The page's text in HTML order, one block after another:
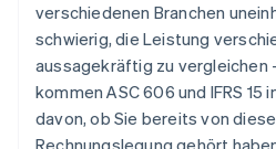
verschiedenen Branchen
schwierig, die Leistung
aussagekräftig zu vergleichen
kommen ASC 606 und IFRS 15
davon, ob Sie bereits von